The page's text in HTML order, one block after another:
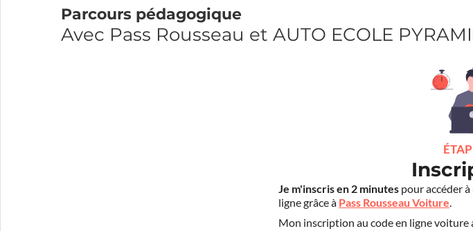
Parcours pédagogique
Avec Pass Rousseau et AUTO ECOLE
Je m'inscris en 2 minutes pour accéder
ligne grâce à Pass Rousseau Voiture.
Mon inscription au code en ligne voiture